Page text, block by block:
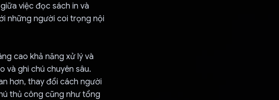
việc đọc sách in và
những người coi trọng nội
cao khả năng xử lý và
và ghi chú chuyên sâu.
hơn, thay đổi cách người
thủ công cũng như tổng